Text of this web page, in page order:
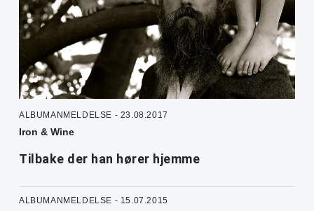
ALBUMANMELDELSE - 23.08.2017
Iron & Wine
Tilbake der han hører hjemme
ALBUMANMELDELSE - 15.07.2015